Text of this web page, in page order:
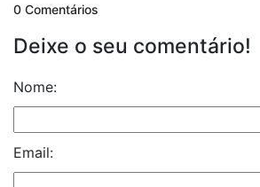
0 Comentários
Deixe o seu comentário!
Nome:
Email: